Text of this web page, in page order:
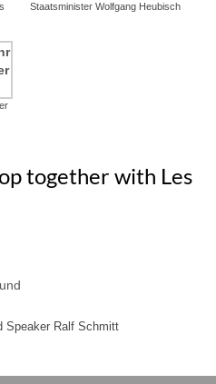
Staatsminister Wolfgang Heubisch
together with Les
Speaker Ralf Schmitt